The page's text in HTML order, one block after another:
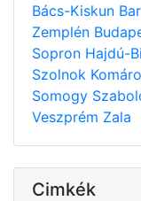
Bács-Kiskun
Zemplén
Sopron Hajdú-
Szolnok
Somogy
Veszprém Zala
Cimkék